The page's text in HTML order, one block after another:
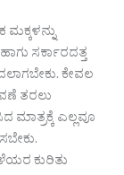
ಸರ್ಕಾರದತ್ತ
ಕೇವಲ
ತರಲು
ಎಲ್ಲವೂ
ಕುರಿತು